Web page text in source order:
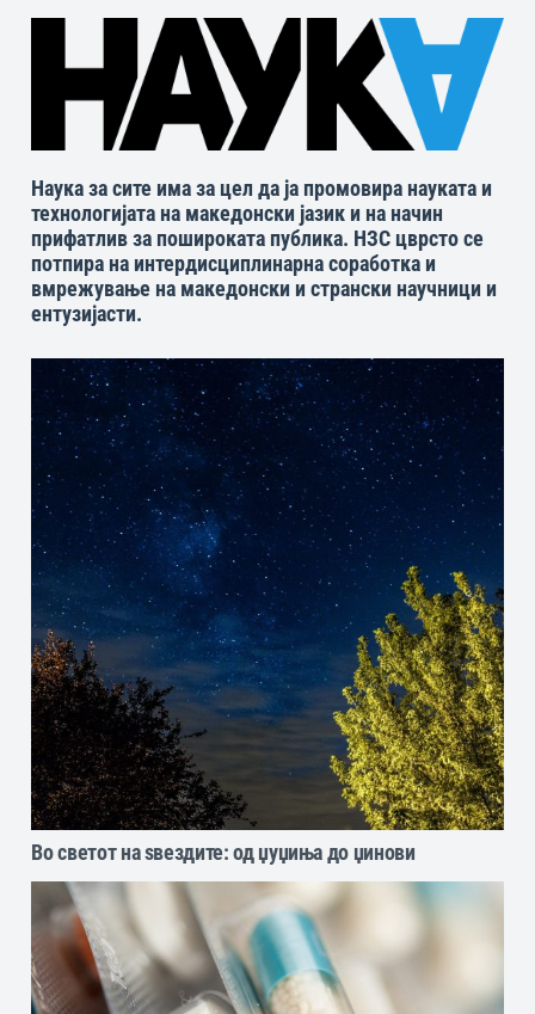
Наука за сите има за цел да ја промовира науката и
технологијата на македонски јазик и на начин
прифатлив за пошироката публика. НЗС цврсто се
потпира на интердисциплинарна соработка и
вмрежување на македонски и странски научници и
ентузијасти.
Во светот на ѕвездите: од џуџиња до џинови